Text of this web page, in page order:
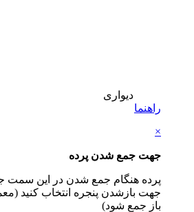
دیواری
راهنما
جهت جمع شدن پرده
پرده هنگام جمع شدن در این سمت
جهت بازشدن پنجره انتخاب کنید
باز جمع شود)